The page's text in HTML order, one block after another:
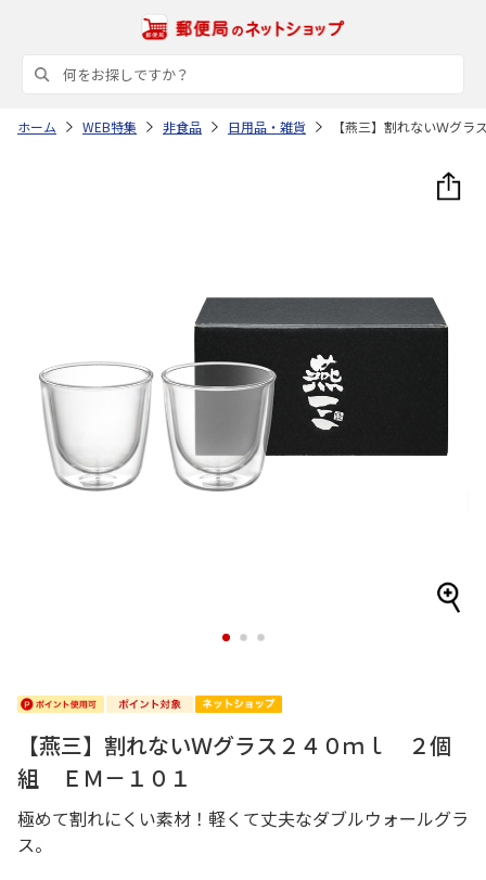
ホーム WEB特集 非食品 日用品・雑貨 【燕三】割れないＷグ
1 2 3
【燕三】割れないＷグラス２４０ｍｌ ２個
組 ＥＭ－１０１
極めて割れにくい素材！軽くて丈夫なダブルウォールグラ
ス。